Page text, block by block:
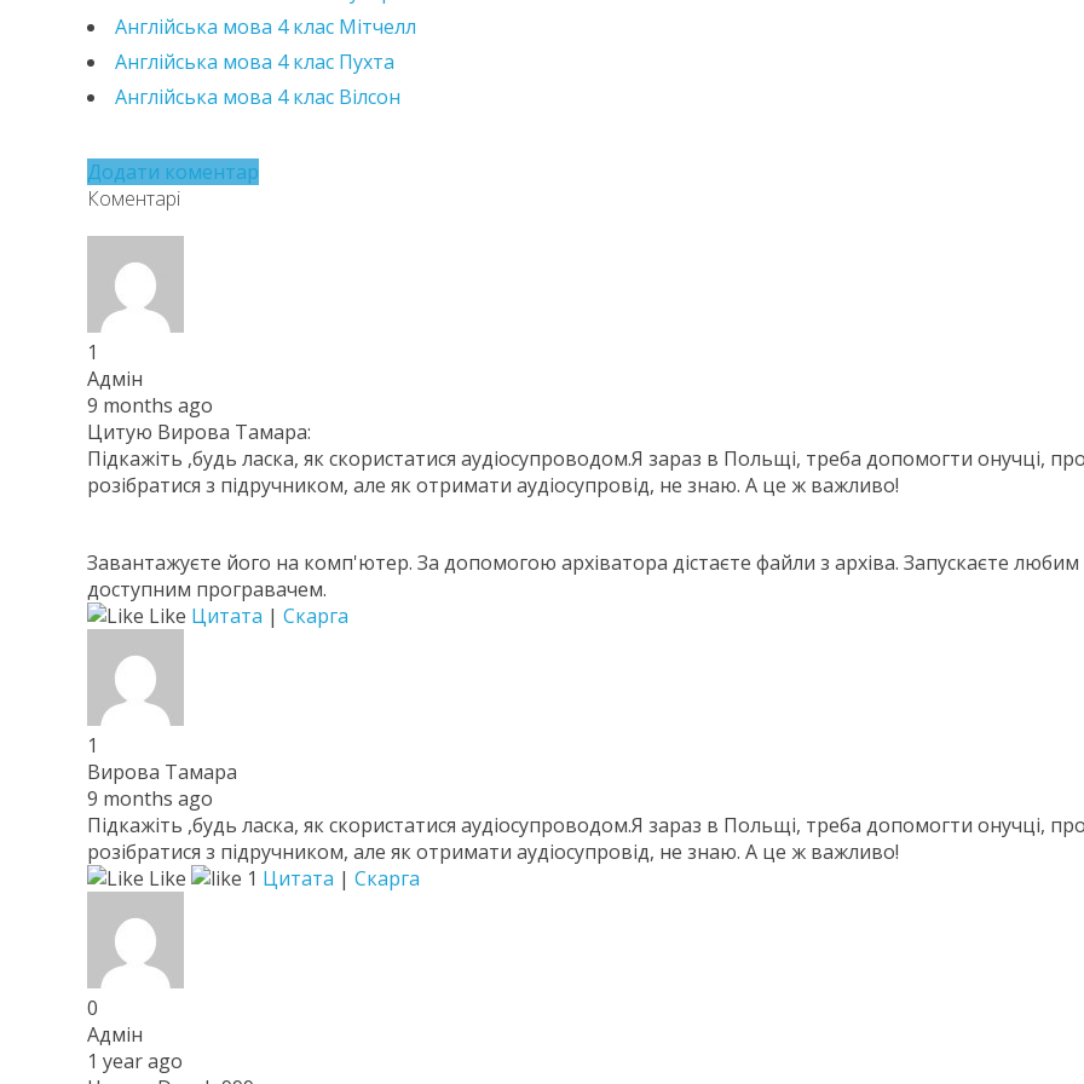
Англійська мова 4 клас Мітчелл
Англійська мова 4 клас Пухта
Англійська мова 4 клас Вілсон
Додати коментар
Коментарі
1
Адмін
9 months ago
Цитую Вирова Тамара:
Підкажіть ,будь ласка, як скористатися аудіосупроводом.Я зараз в Польщі, треба допомогти онучці,
розібратися з підручником, але як отримати аудіосупровід, не знаю. А це ж важливо!
Завантажуєте його на комп'ютер. За допомогою архіватора дістаєте файли з архіва. Запускаєте любим
доступним програвачем.
Like Цитата | Скарга
1
Вирова Тамара
9 months ago
Підкажіть ,будь ласка, як скористатися аудіосупроводом.Я зараз в Польщі, треба допомогти онучці,
розібратися з підручником, але як отримати аудіосупровід, не знаю. А це ж важливо!
Like
1 Цитата | Скарга
0
Адмін
1 year ago